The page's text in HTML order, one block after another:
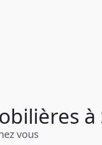
vous